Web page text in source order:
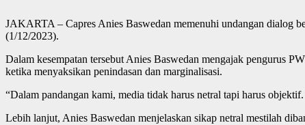
JAKARTA – Capres Anies Baswedan memenuhi undangan dialog
(1/12/2023).
Dalam kesempatan tersebut Anies Baswedan mengajak pengurus
ketika menyaksikan penindasan dan marginalisasi.
“Dalam pandangan kami, media tidak harus netral tapi harus objektif.
Lebih lanjut, Anies Baswedan menjelaskan sikap netral mestilah